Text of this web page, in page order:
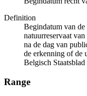
Definition
Begindatum van
natuurreservaat
na de dag van
de erkenning of de
Belgisch Staatsblad
Range